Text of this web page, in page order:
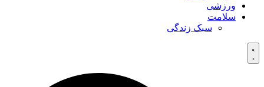
ورزشی
سلامت
سبک زندگی